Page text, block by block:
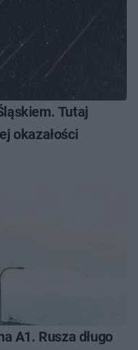
Tutaj
okazałości
A1. Rusza długo